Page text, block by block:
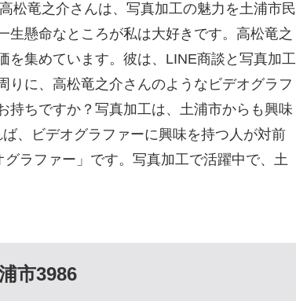
松竜之介さんは、写真加工の魅力を土浦市民
懸命なところが私は大好きです。高松竜之
を集めています。彼は、LINE商談と写真加工
りに、高松竜之介さんのようなビデオグラフ
持ちですか？写真加工は、土浦市からも興味
、ビデオグラファーに興味を持つ人が対前
ラファー」です。写真加工で活躍中で、土
市3986